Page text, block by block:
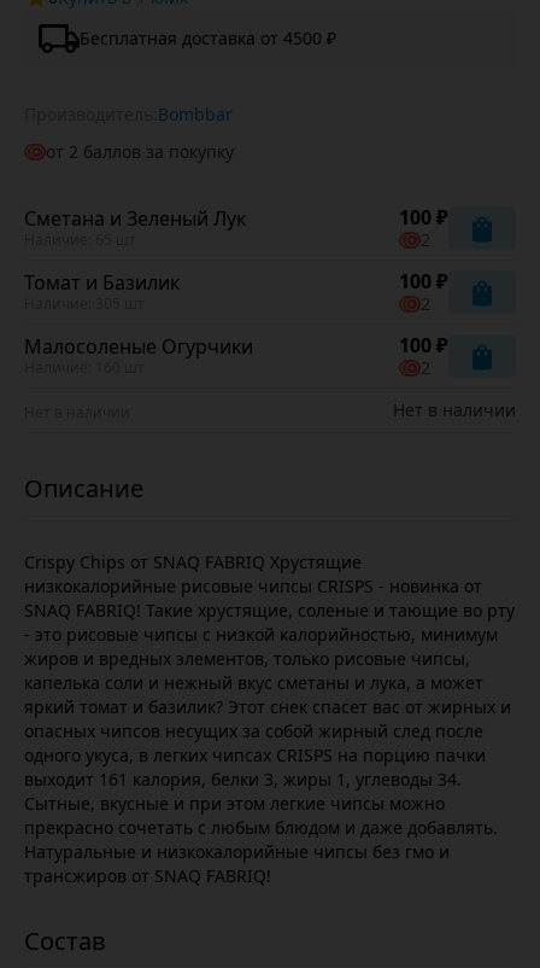
Бесплатная доставка от 4500 ₽
Bombbar
от 2 баллов за покупку
Сметана и Зеленый Лук 100 ₽
2
Томат и Базилик 100 ₽
2
Малосоленые Огурчики 100 ₽
2
Нет в наличии
Crispy Chips от SNAQ FABRIQ Хрустящие
низкокалорийные рисовые чипсы CRISPS - новинка от
SNAQ FABRIQ! Такие хрустящие, соленые и тающие во рту
- это рисовые чипсы с низкой калорийностью, минимум
жиров и вредных элементов, только рисовые чипсы,
капелька соли и нежный вкус сметаны и лука, а может
яркий томат и базилик? Этот снек спасет вас от жирных и
опасных чипсов несущих за собой жирный след после
одного укуса, в легких чипсах CRISPS на порцию пачки
выходит 161 калория, белки 3, жиры 1, углеводы 34.
Сытные, вкусные и при этом легкие чипсы можно
прекрасно сочетать с любым блюдом и даже добавлять.
Натуральные и низкокалорийные чипсы без гмо и
трансжиров от SNAQ FABRIQ!